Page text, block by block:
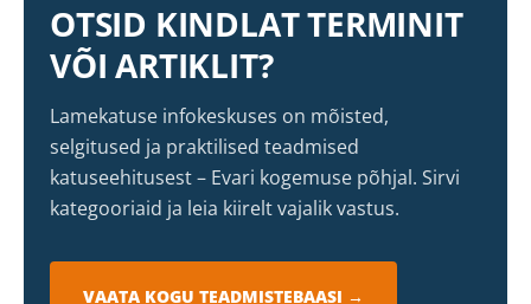
OTSID KINDLAT TERMINIT
VÕI ARTIKLIT?
Lamekatuse infokeskuses on mõisted,
selgitused ja praktilised teadmised
katuseehitusest – Evari kogemuse põhjal. Sirvi
kategooriaid ja leia kiirelt vajalik vastus.
VAATA KOGU TEADMISTEBAASI →